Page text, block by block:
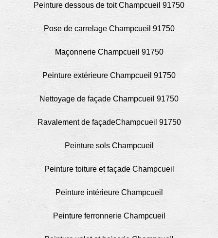
Peinture dessous de toit Champcueil 91750
Pose de carrelage Champcueil 91750
Maçonnerie Champcueil 91750
Peinture extérieure Champcueil 91750
Nettoyage de façade Champcueil 91750
Ravalement de façadeChampcueil 91750
Peinture sols Champcueil
Peinture toiture et façade Champcueil
Peinture intérieure Champcueil
Peinture ferronnerie Champcueil